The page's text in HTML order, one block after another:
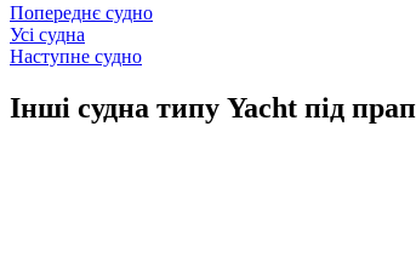
Попереднє судно
Усі судна
Наступне судно
Інші судна типу Yacht під